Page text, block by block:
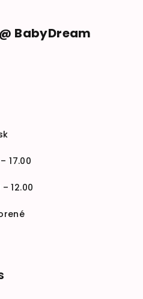
BabyDream
17.00